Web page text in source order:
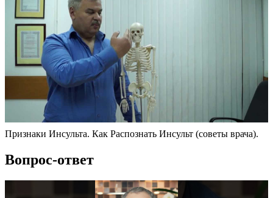
Признаки Инсульта. Как Распознать Инсульт (советы врача).
Вопрос-ответ